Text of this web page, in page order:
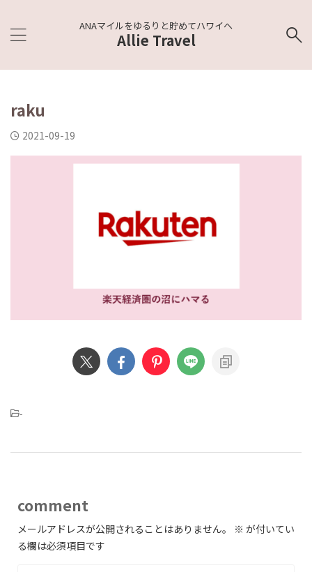
ANAマイルをゆるりと貯めてハワイへ
Allie Travel
raku
2021-09-19
-
comment
メールアドレスが公開されることはありません。 ※ が付いてい
る欄は必須項目です